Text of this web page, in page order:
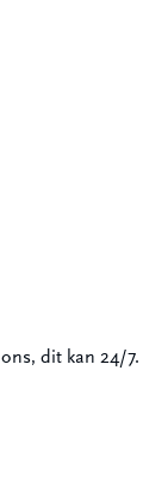
dit kan 24/7.